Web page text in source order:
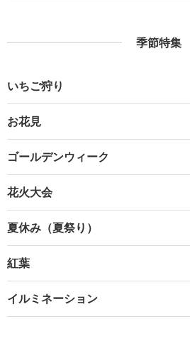
季節特集
いちご狩り
お花見
ゴールデンウィーク
花火大会
夏休み（夏祭り）
紅葉
イルミネーション